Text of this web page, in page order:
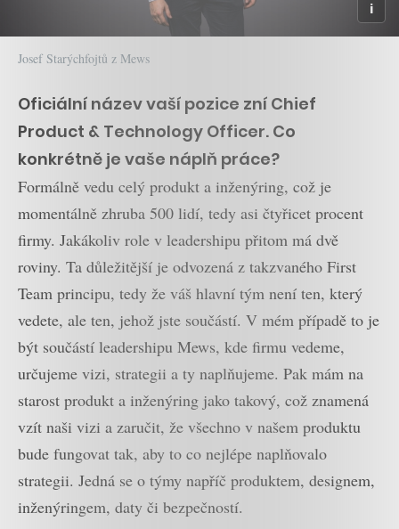
Josef Starýchfojtů z Mews
Oficiální název vaší pozice zní Chief
Product & Technology Officer. Co
konkrétně je vaše náplň práce?
Formálně vedu celý produkt a inženýring, což je
momentálně zhruba 500 lidí, tedy asi čtyřicet procent
firmy. Jakákoliv role v leadershipu přitom má dvě
roviny. Ta důležitější je odvozená z takzvaného First
Team principu, tedy že váš hlavní tým není ten, který
vedete, ale ten, jehož jste součástí. V mém případě to je
být součástí leadershipu Mews, kde firmu vedeme,
určujeme vizi, strategii a ty naplňujeme. Pak mám na
starost produkt a inženýring jako takový, což znamená
vzít naši vizi a zaručit, že všechno v našem produktu
bude fungovat tak, aby to co nejlépe naplňovalo
strategii. Jedná se o týmy napříč produktem, designem,
inženýringem, daty či bezpečností.